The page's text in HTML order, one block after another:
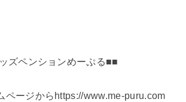
ズペンションめーぷる■■
ページからhttps://www.me-puru.com